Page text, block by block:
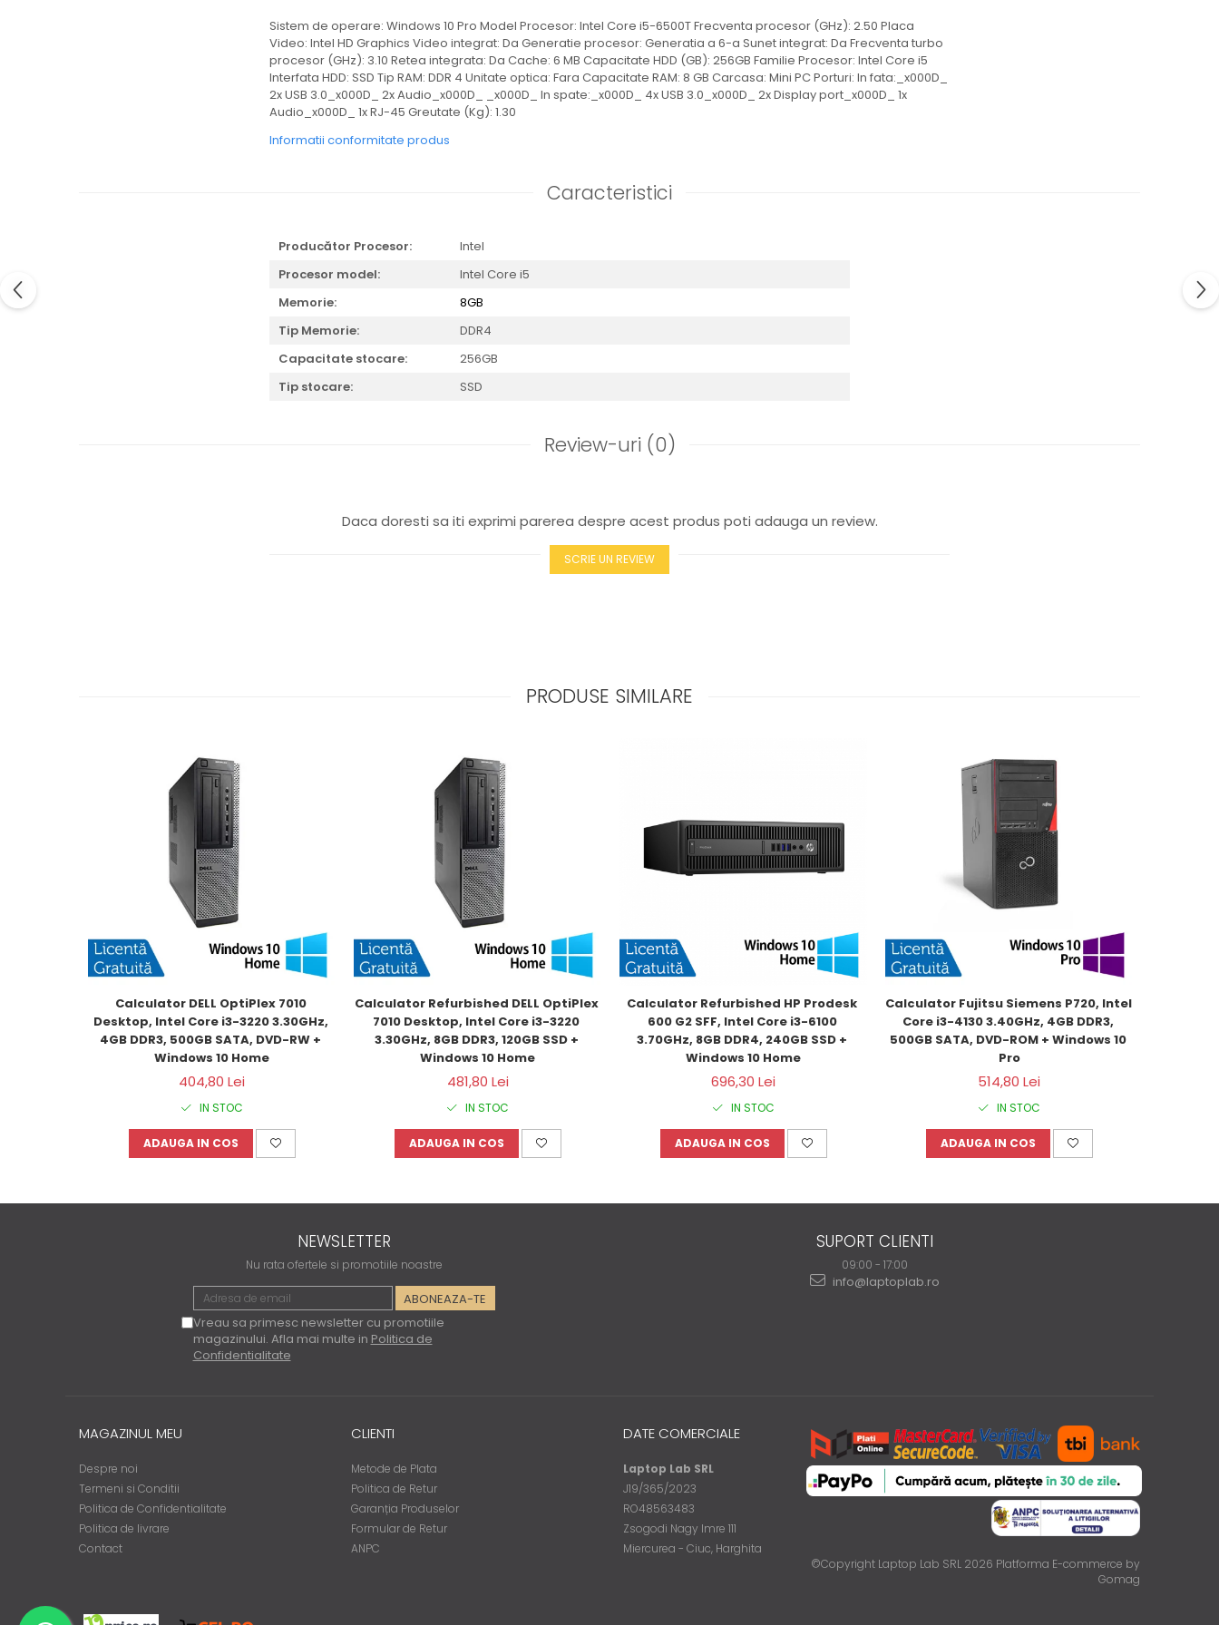
Sistem de operare: Windows 10 Pro Model Procesor: Intel Core i5-6500T Frecventa procesor (GHz): 2.50 Placa
Video: Intel HD Graphics Video integrat: Da Generatie procesor: Generatia a 6-a Sunet integrat: Da Frecventa turbo
procesor (GHz): 3.10 Retea integrata: Da Cache: 6 MB Capacitate HDD (GB): 256GB Familie Procesor: Intel Core i5
Interfata HDD: SSD Tip RAM: DDR 4 Unitate optica: Fara Capacitate RAM: 8 GB Carcasa: Mini PC Porturi: In fata:_x000D_
2x USB 3.0_x000D_ 2x Audio_x000D_ _x000D_ In spate:_x000D_ 4x USB 3.0_x000D_ 2x Display port_x000D_ 1x
Audio_x000D_ 1x RJ-45 Greutate (Kg): 1.30
Informatii conformitate produs
Caracteristici
Producător Procesor:
Intel
Procesor model:
Intel Core i5
Memorie:
8GB
Tip Memorie:
DDR4
Capacitate stocare:
256GB
Tip stocare:
SSD
Review-uri (0)
Daca doresti sa iti exprimi parerea despre acest produs poti adauga un review.
SCRIE UN REVIEW
PRODUSE SIMILARE
Calculator DELL OptiPlex 7010
Desktop, Intel Core i3-3220 3.30GHz,
4GB DDR3, 500GB SATA, DVD-RW +
Windows 10 Home
404,80 Lei
IN STOC
ADAUGA IN COS
Calculator Refurbished DELL OptiPlex
7010 Desktop, Intel Core i3-3220
3.30GHz, 8GB DDR3, 120GB SSD +
Windows 10 Home
481,80 Lei
IN STOC
ADAUGA IN COS
Calculator Refurbished HP Prodesk
600 G2 SFF, Intel Core i3-6100
3.70GHz, 8GB DDR4, 240GB SSD +
Windows 10 Home
696,30 Lei
IN STOC
ADAUGA IN COS
Calculator Fujitsu Siemens P720, Intel
Core i3-4130 3.40GHz, 4GB DDR3,
500GB SATA, DVD-ROM + Windows 10
Pro
514,80 Lei
IN STOC
ADAUGA IN COS
NEWSLETTER
Nu rata ofertele si promotiile noastre
Vreau sa primesc newsletter cu promotiile
magazinului. Afla mai multe in Politica de
Confidentialitate
SUPORT CLIENTI
09:00 - 17:00
info@laptoplab.ro
MAGAZINUL MEU
Despre noi
Termeni si Conditii
Politica de Confidentialitate
Politica de livrare
Contact
CLIENTI
Metode de Plata
Politica de Retur
Garanția Produselor
Formular de Retur
ANPC
DATE COMERCIALE
Laptop Lab SRL
J19/365/2023
RO48563483
Zsogodi Nagy Imre 111
Miercurea - Ciuc, Harghita
©Copyright Laptop Lab SRL 2026 Platforma E-commerce by
Gomag